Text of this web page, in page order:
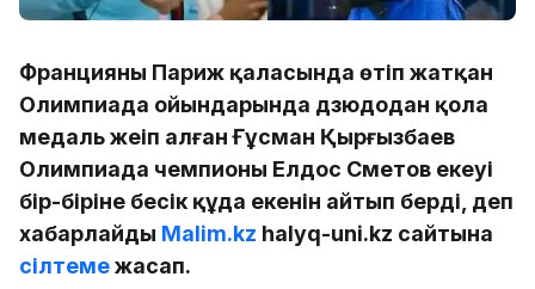
Францияның Париж қаласында өтіп жатқан
Олимпиада ойындарында дзюдодан қола
медаль жеңіп алған Ғұсман Қырғызбаев
Олимпиада чемпионы Елдос Сметов екеуі
бір-біріне бесік құда екенін айтып берді, деп
хабарлайды Malim.kz halyq-uni.kz сайтына
сілтемежасап.